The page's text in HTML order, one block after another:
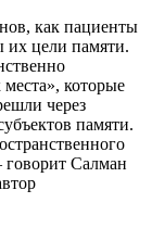
как пациенты
их цели памяти.
которые
через
памяти.
говорит Салман